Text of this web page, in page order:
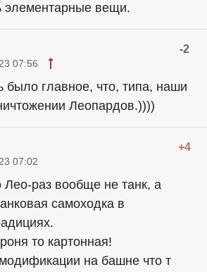
элементарные вещи.
-2
07:56
было главное, что, типа, наши
Леопардов.))))
+4
07:02
Лео-раз вообще не танк, а
самоходка в
то картонная!
на башне что т